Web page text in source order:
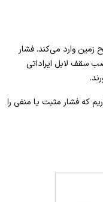
زمین وارد می‌کند. فشار
سقف لابل ایراداتی
که فشار مثبت یا منفی را